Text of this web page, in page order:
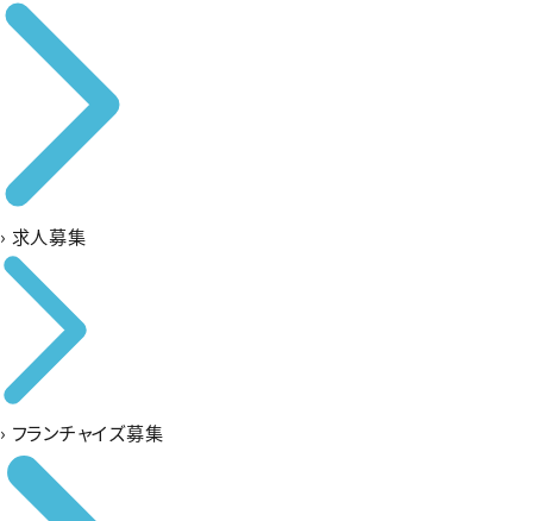
› 求人募集
› フランチャイズ募集